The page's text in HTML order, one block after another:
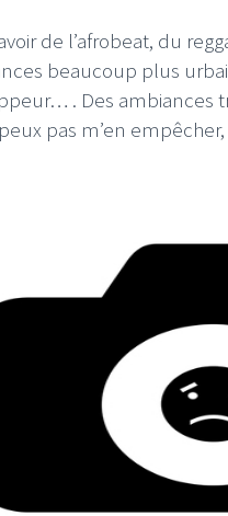
de l’afrobeat, du
beaucoup plus
. Des
pas m’en